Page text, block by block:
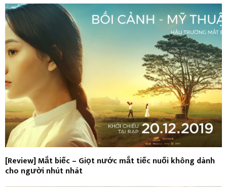
[Review] Mắt biếc – Giọt nước mắt tiếc nuối không dành
cho người nhút nhát